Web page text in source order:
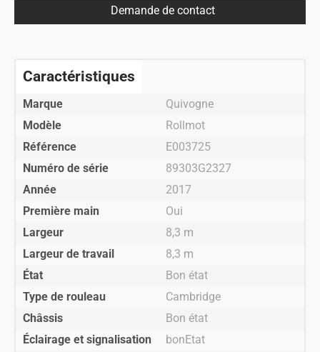
Caractéristiques
Marque
Quivogne
Modèle
Rollmot
Référence
E003725
Numéro de série
89303G2327
Année
2017
Première main
Oui
Largeur
8,3 m
Largeur de travail
8,3 m
État
Bon état
Type de rouleau
Cambridge
Châssis
Bon état
Éclairage et signalisation
bonEtat
Demande de contact